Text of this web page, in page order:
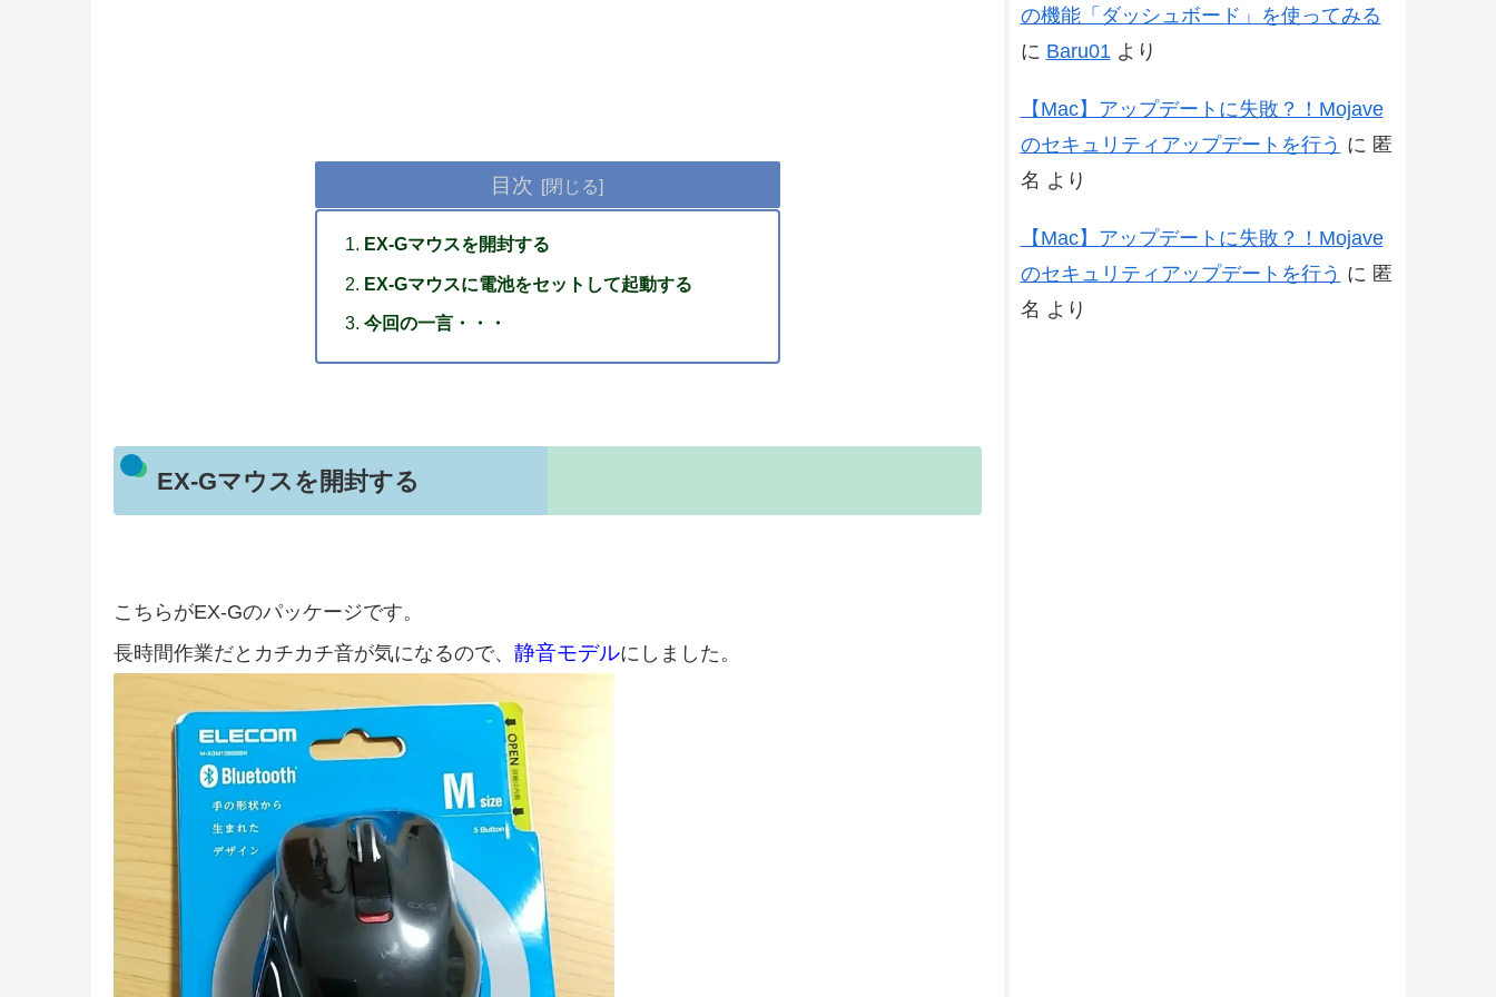
目次
EX-Gマウスを開封する
EX-Gマウスに電池をセットして起動する
今回の一言・・・
EX-Gマウスを開封する
こちらがEX-Gのパッケージです。
長時間作業だとカチカチ音が気になるので、 静音モデルにしました。
の機能「ダッシュボード」を使ってみる
に Baru01 より
【Mac】アップデートに失敗？！Mojave
のセキュリティアップデートを行う に 匿
名 より
【Mac】アップデートに失敗？！Mojave
のセキュリティアップデートを行う に 匿
名 より